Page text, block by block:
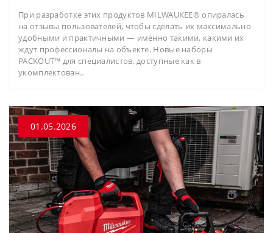
При разработке этих продуктов MILWAUKEE® опиралась
на отзывы пользователей, чтобы сделать их максимально
удобными и практичными — именно такими, какими их
ждут профессионалы на объекте. Новые наборы
PACKOUT™ для специалистов, доступные как в
укомплектован..
01.05.2026